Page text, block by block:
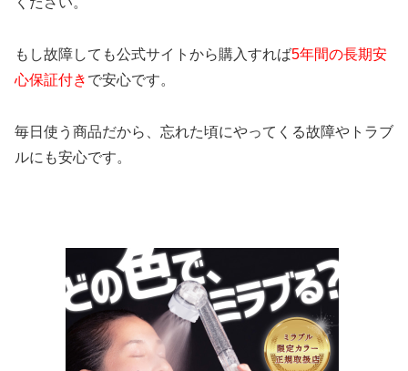
もし故障しても公式サイトから購入すれば5年間の長期安
心保証付き で安心です。
毎日使う商品だから、忘れた頃にやってくる故障やトラブ
ルにも安心です。